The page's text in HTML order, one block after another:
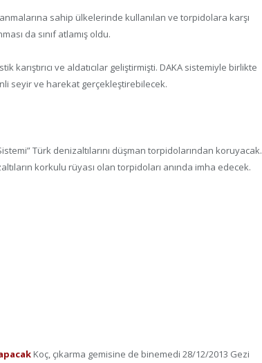
sahip ülkelerinde kullanılan ve torpidolara karşı
da sınıf atlamış oldu.
karıştırıcı ve aldatıcılar geliştirmişti. DAKA sistemiyle birlikte
seyir ve harekat gerçekleştirebilecek.
Türk denizaltılarını düşman torpidolarından koruyacak.
korkulu rüyası olan torpidoları anında imha edecek.
Koç, çıkarma gemisine de binemedi 28/12/2013 Gezi